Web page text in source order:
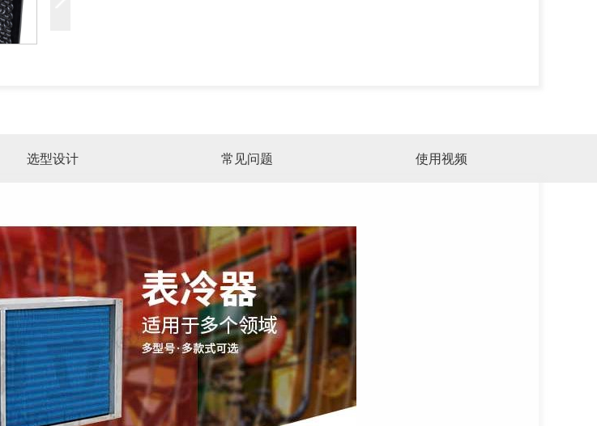
选型设计 常见问题 使用视频